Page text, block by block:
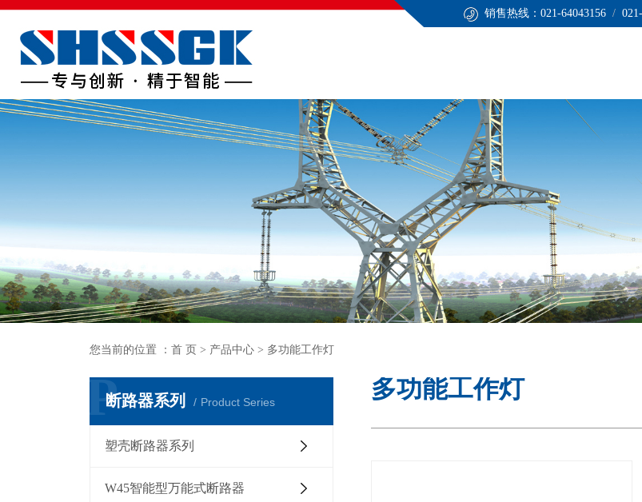
销售热线：021-64043156 /
关于我们 产品中心 生产车间 新闻中心 技术服务 应用领域 联系我们
您当前的位置 ： 首 页 > 产品中心 > 多功能工作灯
断路器系列 Product Series
P
塑壳断路器系列
W45智能型万能式断路器
多功能工作灯